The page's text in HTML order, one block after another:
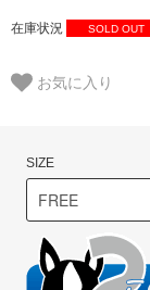
在庫状況 SOLD OUT
お気に入り
SIZE